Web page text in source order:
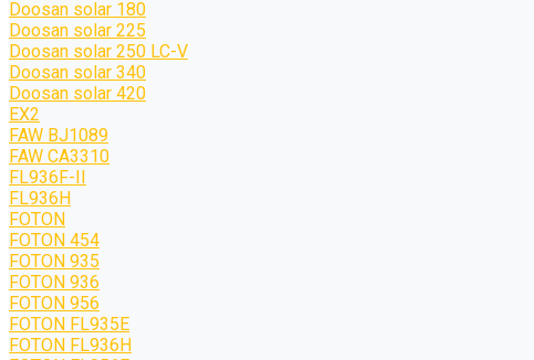
Doosan solar 180
Doosan solar 225
Doosan solar 250 LC-V
Doosan solar 340
Doosan solar 420
EX2
FAW BJ1089
FAW CA3310
FL936F-II
FL936H
FOTON
FOTON 454
FOTON 935
FOTON 936
FOTON 956
FOTON FL935E
FOTON FL936H